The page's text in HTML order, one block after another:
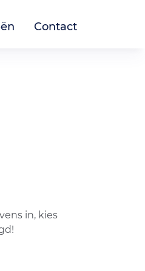
Contact
in, kies